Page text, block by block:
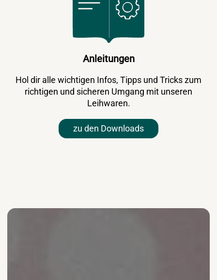
Anleitungen
Hol dir alle wichtigen Infos, Tipps und Tricks zum
richtigen und sicheren Umgang mit unseren
Leihwaren.
zu den Downloads